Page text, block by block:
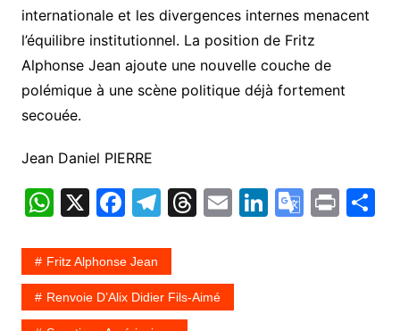
internationale et les divergences internes menacent
l’équilibre institutionnel. La position de Fritz
Alphonse Jean ajoute une nouvelle couche de
polémique à une scène politique déjà fortement
secouée.
Jean Daniel PIERRE
W
at
s
A
X F
c
e
b
T
e
gr
a
T
a
d
E
l
Li G Pr P
Fritz Alphonse Jean
Renvoie D’Alix Didier Fils-Aimé